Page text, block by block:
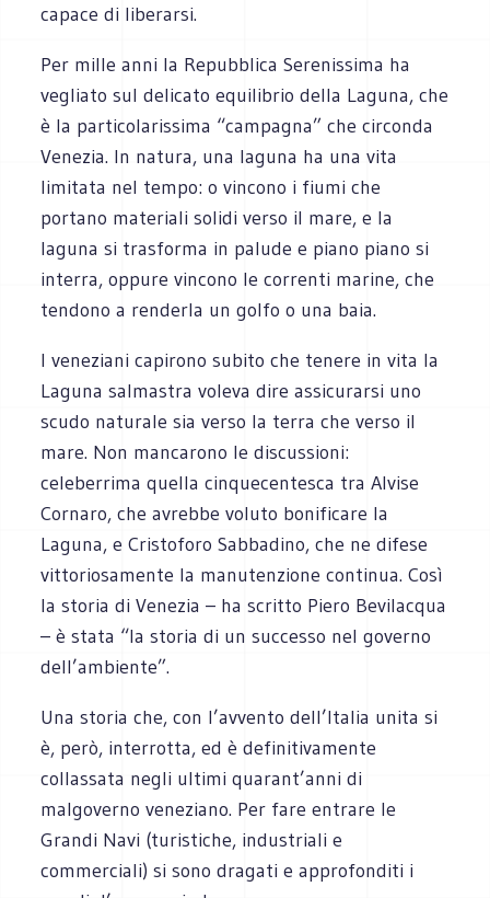
capace di liberarsi.
Per mille anni la Repubblica Serenissima ha
vegliato sul delicato equilibrio della Laguna, che
è la particolarissima “campagna” che circonda
Venezia. In natura, una laguna ha una vita
limitata nel tempo: o vincono i fiumi che
portano materiali solidi verso il mare, e la
laguna si trasforma in palude e piano piano si
interra, oppure vincono le correnti marine, che
tendono a renderla un golfo o una baia.
I veneziani capirono subito che tenere in vita la
Laguna salmastra voleva dire assicurarsi uno
scudo naturale sia verso la terra che verso il
mare. Non mancarono le discussioni:
celeberrima quella cinquecentesca tra Alvise
Cornaro, che avrebbe voluto bonificare la
Laguna, e Cristoforo Sabbadino, che ne difese
vittoriosamente la manutenzione continua. Così
la storia di Venezia – ha scritto Piero Bevilacqua
– è stata “la storia di un successo nel governo
dell’ambiente”.
Una storia che, con l’avvento dell’Italia unita si
è, però, interrotta, ed è definitivamente
collassata negli ultimi quarant’anni di
malgoverno veneziano. Per fare entrare le
Grandi Navi (turistiche, industriali e
commerciali) si sono dragati e approfonditi i